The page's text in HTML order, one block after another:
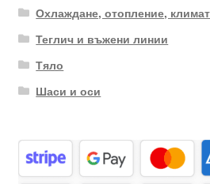
Охлаждане, отопление,
Теглич и въжени линии
Тяло
Шаси и оси